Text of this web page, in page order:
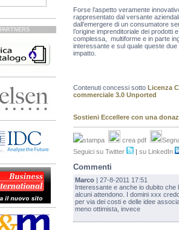
PARTNERS
Forse l’aspetto veramente
rappresentato dal versante
dall’emergere di un consumatore
l’origine imprenditoriale dei prodotti
complessa, multiforme e in parte
interessante e sul quale queste
impatto.
Contenuti concessi sotto Licenza
commerciale 3.0 Unported
Sostieni Eccellere con una
stampa crea pdf
Seguici su Twitter
su LinkedIn
Commenti
Marco | 27-8-2011 17:51
Interessante e anche io dubito
alcuni attendono. I domini xxx
per via dei costi e delle idee
meno ottimista, invece